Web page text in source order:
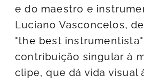
e do maestro e
Luciano Vasconcelos,
"the best
contribuição singular à
clipe, que dá vida visual